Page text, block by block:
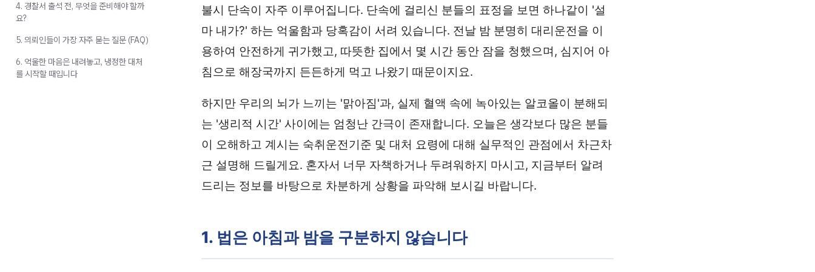
불시 단속이 자주 이루어집니다. 단속에 걸리신 분들의 표정을 보면 하나같이 '설
마 내가?' 하는 억울함과 당혹감이 서려 있습니다. 전날 밤 분명히 대리운전을 이
용하여 안전하게 귀가했고, 따뜻한 집에서 몇 시간 동안 잠을 청했으며, 심지어 아
침으로 해장국까지 든든하게 먹고 나왔기 때문이지요.
하지만 우리의 뇌가 느끼는 '맑아짐'과, 실제 혈액 속에 녹아있는 알코올이 분해되
는 '생리적 시간' 사이에는 엄청난 간극이 존재합니다. 오늘은 생각보다 많은 분들
이 오해하고 계시는 숙취운전기준 및 대처 요령에 대해 실무적인 관점에서 차근차
근 설명해 드릴게요. 혼자서 너무 자책하거나 두려워하지 마시고, 지금부터 알려
드리는 정보를 바탕으로 차분하게 상황을 파악해 보시길 바랍니다.
1. 법은 아침과 밤을 구분하지 않습니다
4. 경찰서 출석 전, 무엇을 준비해야 할까
요?
5. 의뢰인들이 가장 자주 묻는 질문 (FAQ)
6. 억울한 마음은 내려놓고, 냉정한 대처
를 시작할 때입니다